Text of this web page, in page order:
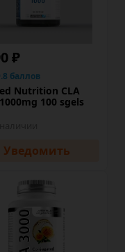
₽
баллов
Nutrition CLA
100 sgels
Уведомить